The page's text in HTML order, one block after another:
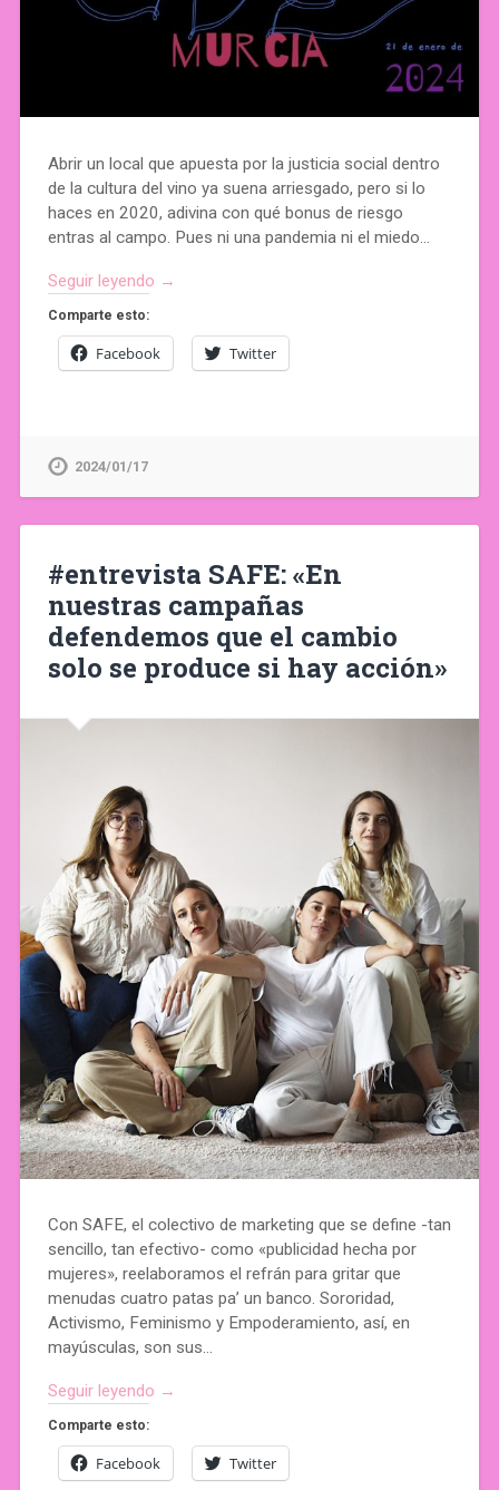
Abrir un local que apuesta por la justicia social dentro
de la cultura del vino ya suena arriesgado, pero si lo
haces en 2020, adivina con qué bonus de riesgo
entras al campo. Pues ni una pandemia ni el miedo…
Seguir leyendo →
Comparte esto:
Facebook Twitter
2024/01/17
#entrevista SAFE: «En
nuestras campañas
defendemos que el cambio
solo se produce si hay acción»
Con SAFE, el colectivo de marketing que se define -tan
sencillo, tan efectivo- como «publicidad hecha por
mujeres», reelaboramos el refrán para gritar que
menudas cuatro patas pa’ un banco. Sororidad,
Activismo, Feminismo y Empoderamiento, así, en
mayúsculas, son sus…
Seguir leyendo →
Comparte esto:
Facebook Twitter